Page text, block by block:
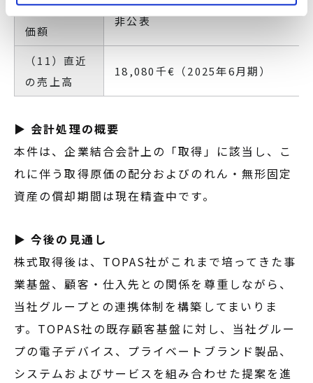
（10）取得
価額
非公表
（11）直近
の売上高
18,080千€（2025年6月期）
▶ 会計処理の概要
本件は、企業結合会計上の「取得」に該当し、こ
れに伴う取得原価の配分およびのれん・無形固定
資産の償却期間は現在精査中です。
▶ 今後の見通し
株式取得後は、TOPAS社がこれまで培ってきた事
業基盤、顧客・仕入先との関係を尊重しながら、
当社グループとの連携体制を構築してまいりま
す。TOPAS社の既存顧客基盤に対し、当社グルー
プの電子デバイス、プライベートブランド製品、
システムおよびサービスを組み合わせた提案を進